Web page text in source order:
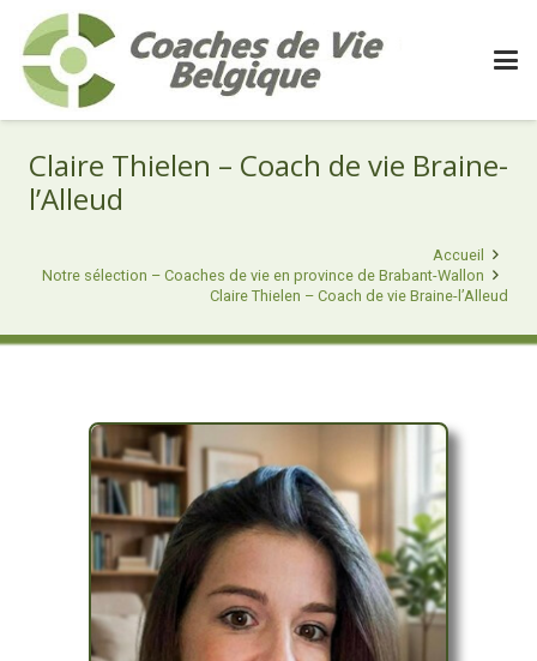
Claire Thielen – Coach de vie Braine-
l’Alleud
Accueil
Notre sélection – Coaches de vie en province de Brabant-Wallon
Claire Thielen – Coach de vie Braine-l’Alleud